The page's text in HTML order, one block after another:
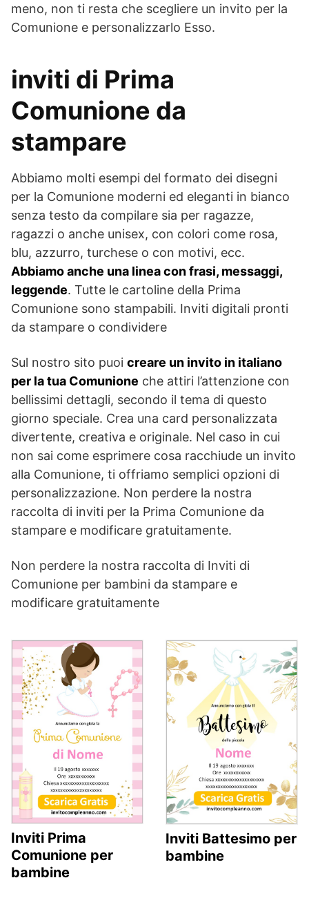
meno, non ti resta che scegliere un invito per la
Comunione e personalizzarlo Esso.
inviti di Prima
Comunione da
stampare
Abbiamo molti esempi del formato dei disegni
per la Comunione moderni ed eleganti in bianco
senza testo da compilare sia per ragazze,
ragazzi o anche unisex, con colori come rosa,
blu, azzurro, turchese o con motivi, ecc.
Abbiamo anche una linea con frasi, messaggi,
leggende. Tutte le cartoline della Prima
Comunione sono stampabili. Inviti digitali pronti
da stampare o condividere
Sul nostro sito puoi creare un invito in italiano
per la tua Comunione che attiri l’attenzione con
bellissimi dettagli, secondo il tema di questo
giorno speciale. Crea una card personalizzata
divertente, creativa e originale. Nel caso in cui
non sai come esprimere cosa racchiude un invito
alla Comunione, ti offriamo semplici opzioni di
personalizzazione. Non perdere la nostra
raccolta di inviti per la Prima Comunione da
stampare e modificare gratuitamente.
Non perdere la nostra raccolta di Inviti di
Comunione per bambini da stampare e
modificare gratuitamente
Inviti Prima
Comunione per
bambine
Inviti Battesimo per
bambine